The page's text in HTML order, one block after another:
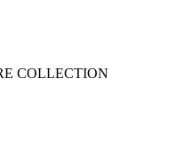
COLLECTION